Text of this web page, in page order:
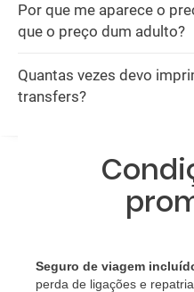
Por que me aparece o
que o preço dum adulto?
Quantas vezes devo
transfers?
Seguro de viagem
perda de ligações e